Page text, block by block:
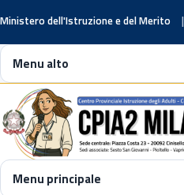
Ministero dell'Istruzione e del Merito
Menu alto
Menu principale